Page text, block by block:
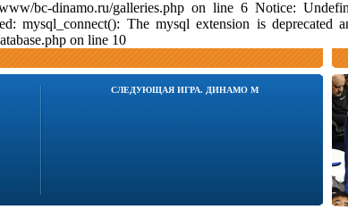
bc-dinamo.ru/galleries.php on line 6 Notice:
mysql_connect(): The mysql extension is
on line 10
СЛЕДУЮЩАЯ ИГРА. ДИНАМО М